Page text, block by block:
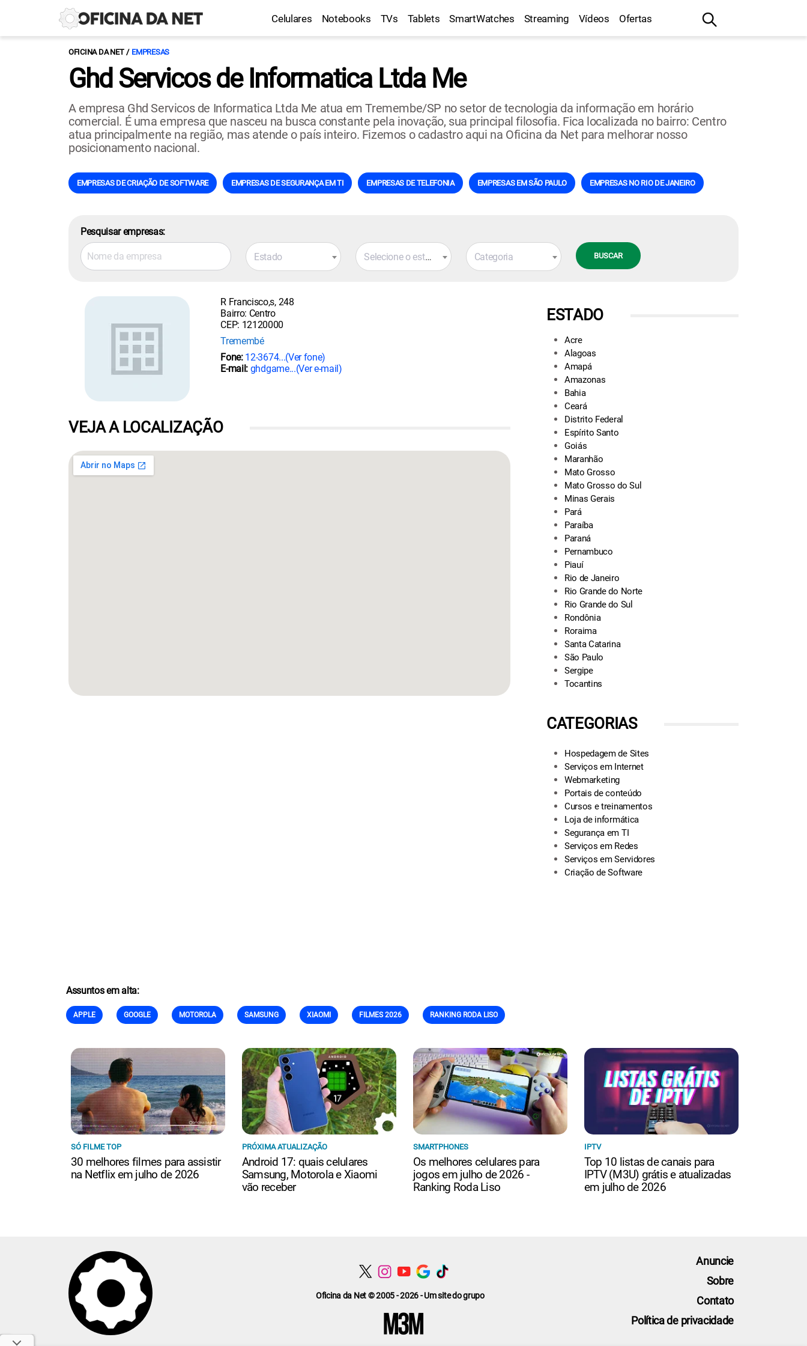
Celulares Notebooks TVs Tablets SmartWatches Streaming Vídeos Ofertas
OFICINA DA NET EMPRESAS
Ghd Servicos de Informatica Ltda Me
A empresa Ghd Servicos de Informatica Ltda Me atua em Tremembe/SP no setor de tecnologia da informação em horário
comercial. É uma empresa que nasceu na busca constante pela inovação, sua principal filosofia. Fica localizada no bairro: Centro
atua principalmente na região, mas atende o país inteiro. Fizemos o cadastro aqui na Oficina da Net para melhorar nosso
posicionamento nacional.
EMPRESAS DE CRIAÇÃO DE SOFTWARE EMPRESAS DE SEGURANÇA EM TI EMPRESAS DE TELEFONIA EMPRESAS EM SÃO PAULO EMPRESAS NO RIO DE JANEIRO
Pesquisar empresas:
Estado Selecione o estado Categoria BUSCAR
R Francisco,s, 248
Bairro: Centro
CEP: 12120000
Tremembé
Fone: 12-3674...(Ver fone)
E-mail: ghdgame...(Ver e-mail)
VEJA A LOCALIZAÇÃO
ESTADO
Acre
Alagoas
Amapá
Amazonas
Bahia
Ceará
Distrito Federal
Espírito Santo
Goiás
Maranhão
Mato Grosso
Mato Grosso do Sul
Minas Gerais
Pará
Paraíba
Paraná
Pernambuco
Piauí
Rio de Janeiro
Rio Grande do Norte
Rio Grande do Sul
Rondônia
Roraima
Santa Catarina
São Paulo
Sergipe
Tocantins
CATEGORIAS
Hospedagem de Sites
Serviços em Internet
Webmarketing
Portais de conteúdo
Cursos e treinamentos
Loja de informática
Segurança em TI
Serviços em Redes
Serviços em Servidores
Criação de Software
Assuntos em alta:
APPLE GOOGLE MOTOROLA SAMSUNG XIAOMI FILMES 2026 RANKING RODA LISO
SÓ FILME TOP
30 melhores filmes para assistir
na Netflix em julho de 2026
PRÓXIMA ATUALIZAÇÃO
Android 17: quais celulares
Samsung, Motorola e Xiaomi
vão receber
SMARTPHONES
Os melhores celulares para
jogos em julho de 2026 -
Ranking Roda Liso
IPTV
Top 10 listas de canais para
IPTV (M3U) grátis e atualizadas
em julho de 2026
Oficina da Net © 2005 - 2026 - Um site do grupo
Anuncie
Sobre
Contato
Política de privacidade